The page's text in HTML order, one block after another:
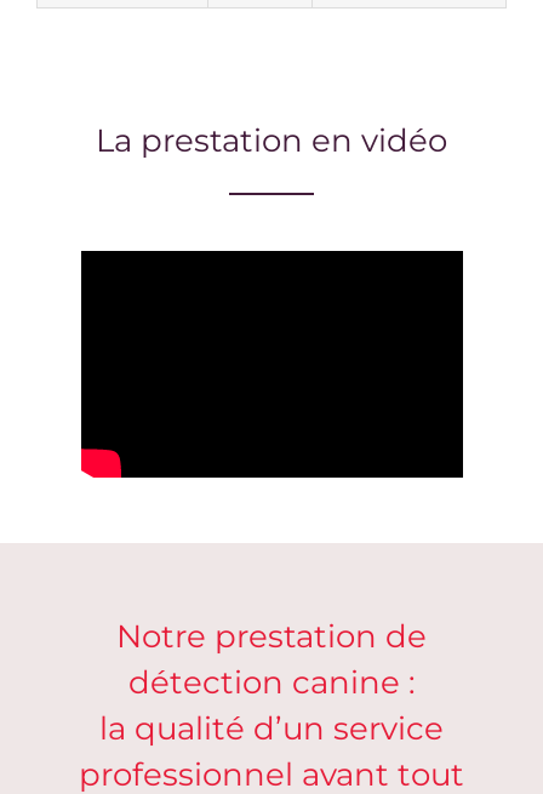
La prestation en vidéo
Notre prestation de
détection canine :
la qualité d’un service
professionnel avant tout